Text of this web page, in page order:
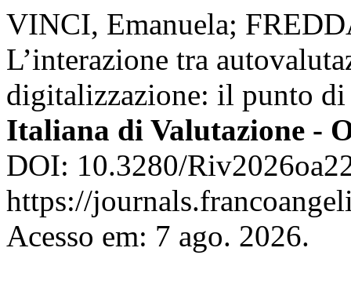
VINCI, Emanuela;
L’interazione tra
digitalizzazione: il punto
Italiana di Valutazione -
DOI: 10.3280/
https://
Acesso em: 7 ago. 2026.